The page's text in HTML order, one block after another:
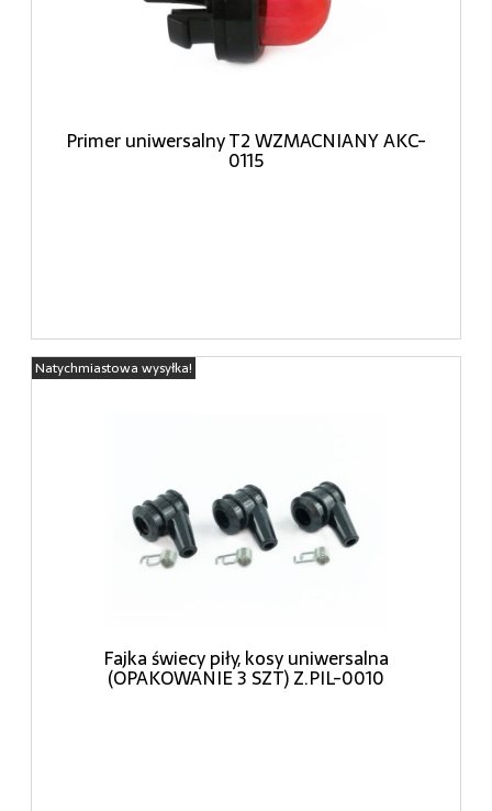
Primer uniwersalny T2 WZMACNIANY AKC-
0115
Fajka świecy piły, kosy uniwersalna
(OPAKOWANIE 3 SZT) Z.PIL-0010
Natychmiastowa wysyłka!